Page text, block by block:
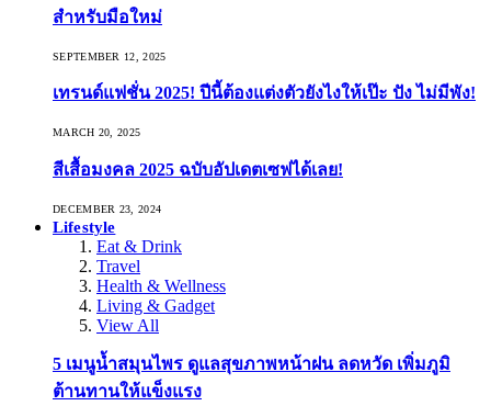
สำหรับมือใหม่
SEPTEMBER 12, 2025
เทรนด์แฟชั่น 2025! ปีนี้ต้องแต่งตัวยังไงให้เป๊ะ ปัง ไม่มีพัง!
MARCH 20, 2025
สีเสื้อมงคล 2025 ฉบับอัปเดตเซฟได้เลย!
DECEMBER 23, 2024
Lifestyle
Eat & Drink
Travel
Health & Wellness
Living & Gadget
View All
5 เมนูน้ำสมุนไพร ดูแลสุขภาพหน้าฝน ลดหวัด เพิ่มภูมิ
ต้านทานให้แข็งแรง